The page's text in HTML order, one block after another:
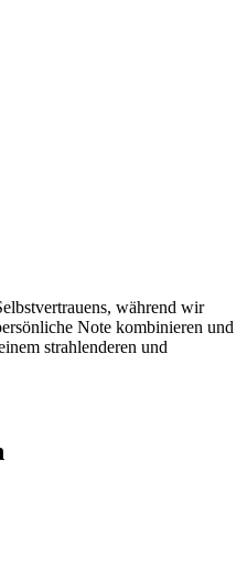
während wir
Note kombinieren und
strahlenderen und